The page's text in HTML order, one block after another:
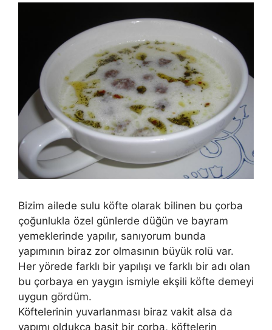
Bizim ailede sulu köfte olarak bilinen bu çorba
çoğunlukla özel günlerde düğün ve bayram
yemeklerinde yapılır, sanıyorum bunda
yapımının biraz zor olmasının büyük rolü var.
Her yörede farklı bir yapılışı ve farklı bir adı olan
bu çorbaya en yaygın ismiyle ekşili köfte demeyi
uygun gördüm.
Köftelerinin yuvarlanması biraz vakit alsa da
yapımı oldukça basit bir çorba, köftelerin